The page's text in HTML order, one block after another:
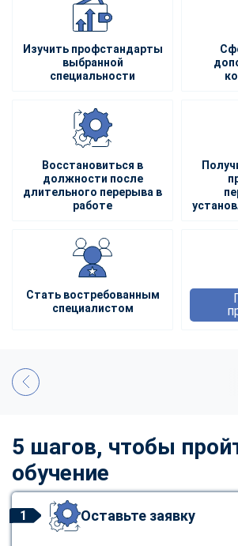
Изучить профстандарты
выбранной
специальности
Восстановиться в
должности после
длительного перерыва в
работе
Стать востребованным
специалистом
5 шагов, чтобы
обучение
1 Оставьте заявку